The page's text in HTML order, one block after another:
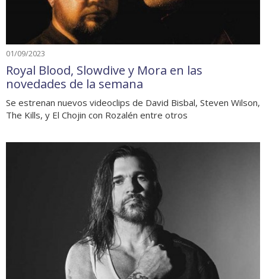
01/09/2023
Royal Blood, Slowdive y Mora en las
novedades de la semana
Se estrenan nuevos videoclips de David Bisbal, Steven Wilson,
The Kills, y El Chojin con Rozalén entre otros